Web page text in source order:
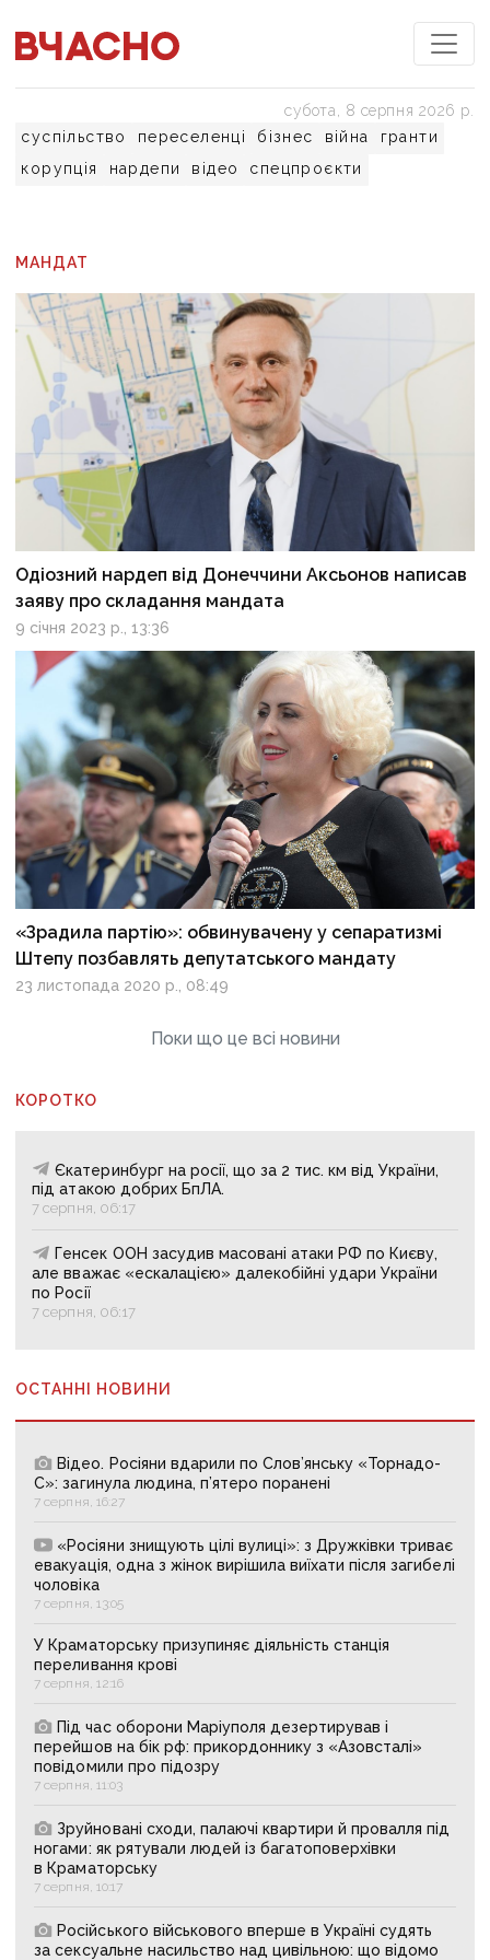
суспільство переселенці бізнес війна
гранти
корупція
нардепи відео спецпроєкти
субота, 8 серпня 2026 р.
МАНДАТ
Одіозний нардеп від Донеччини Аксьонов написав
заяву про складання мандата
9 січня 2023 р., 13:36
«Зрадила партію»: обвинувачену у сепаратизмі
Штепу позбавлять депутатського мандату
23 листопада 2020 р., 08:49
Поки що це всі новини
КОРОТКО
Єкатеринбург на росії, що за 2 тис. км від України,
під атакою добрих БпЛА.
7 серпня, 06:17
Генсек ООН засудив масовані атаки РФ по Києву,
але вважає «ескалацією» далекобійні удари України
по Росії
7 серпня, 06:17
ОСТАННІ НОВИНИ
Відео. Росіяни вдарили по Слов’янську «Торнадо-
С»: загинула людина, п’ятеро поранені
7 серпня, 16:27
«Росіяни знищують цілі вулиці»: з Дружківки триває
евакуація, одна з жінок вирішила виїхати після загибелі
чоловіка
7 серпня, 13:05
У Краматорську призупиняє діяльність станція
переливання крові
7 серпня, 12:16
Під час оборони Маріуполя дезертирував і
перейшов на бік рф: прикордоннику з «Азовсталі»
повідомили про підозру
7 серпня, 11:03
Зруйновані сходи, палаючі квартири й провалля під
ногами: як рятували людей із багатоповерхівки
в Краматорську
7 серпня, 10:17
Російського військового вперше в Україні судять
за сексуальне насильство над цивільною: що відомо